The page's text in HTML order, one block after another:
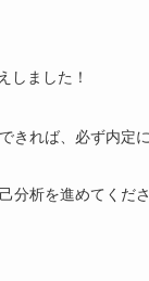
しました！
きれば、必ず内定
分析を進めてくださ